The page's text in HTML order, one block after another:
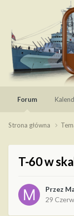
Forum
Strona główna
T-60 w
Przez
29